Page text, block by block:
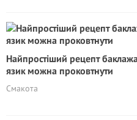
Найпростіший рецепт
язик можна проковтнути
Смакота